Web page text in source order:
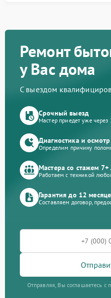
Ремонт
у Вас дома
С выездом
Срочный выезд
Мастер приедет уже
Диагностика и осмотр
Определим причину
Мастера со стажем 7+
Работаем с техникой
Гарантия до 12
Составляем договор,
Отправляя, Вы соглашаетесь с